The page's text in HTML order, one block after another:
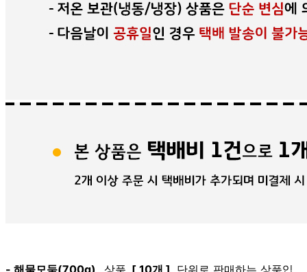
- 해물모둠(700g) 상품 [ 10개 ] 단위로 판매하는 상품입